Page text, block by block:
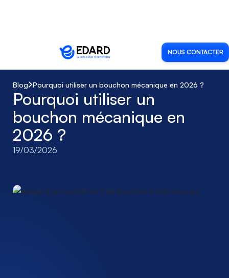
NOUS CONTACTER
Blog Pourquoi utiliser un bouchon mécanique en 2026 ?
Pourquoi utiliser un
bouchon mécanique en
2026 ?
19/03/2026